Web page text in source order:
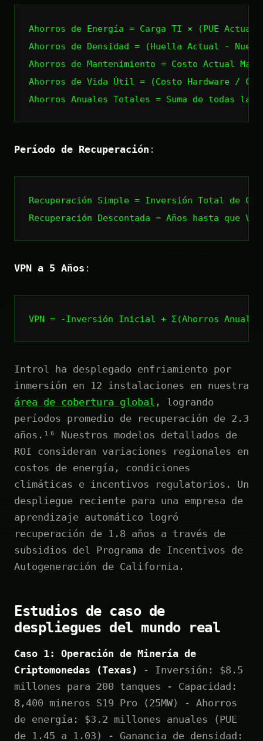
Ahorros de Energía = Carga TI × (PUE
Ahorros de Densidad = (Huella Actual -
Ahorros de Mantenimiento = Costo Actual
Ahorros de Vida Útil = (Costo Hardware /
Período de Recuperación :
Recuperación Simple = Inversión Total de
Recuperación
Descontada = Años hasta que VPN
VPN a 5 Años :
Introl ha desplegado enfriamiento por
inmersión en 12 instalaciones en nuestra
área de cobertura global , logrando
períodos promedio de recuperación de 2.3
años.¹⁶ Nuestros modelos detallados de
ROI consideran variaciones regionales en
costos de energía, condiciones
climáticas e incentivos regulatorios. Un
despliegue reciente para una empresa de
aprendizaje automático logró
recuperación de 1.8 años a través de
subsidios del Programa de Incentivos de
Autogeneración de California.
Estudios de caso de
despliegues del mundo real
Caso 1: Operación de Minería de
Criptomonedas (Texas)
- Inversión: $8.5
millones para 200 tanques - Capacidad:
8,400 mineros S19 Pro (25MW) - Ahorros
de energía: $3.2 millones anuales (PUE
de 1.45 a 1.03) - Ganancia de densidad: